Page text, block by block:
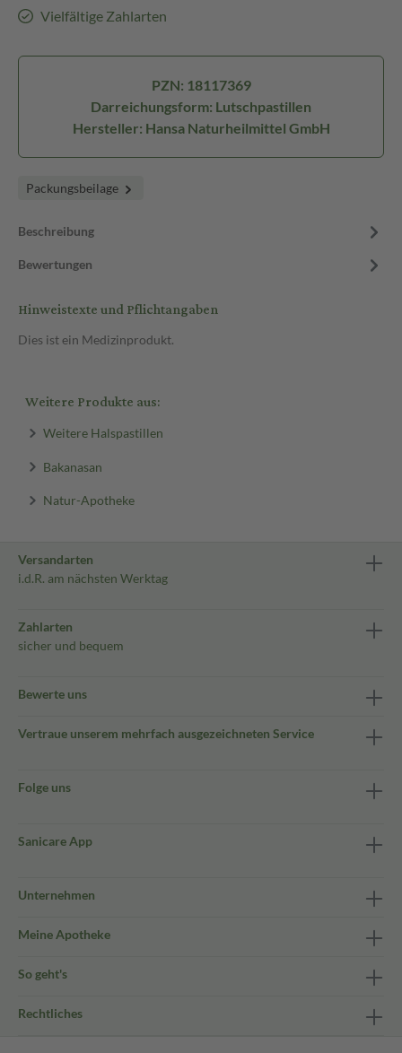
Vielfältige Zahlarten
PZN: 18117369
Darreichungsform: Lutschpastillen
Hersteller: Hansa Naturheilmittel GmbH
Packungsbeilage
Beschreibung
Bewertungen
Hinweistexte und Pflichtangaben
Dies ist ein Medizinprodukt.
Weitere Produkte aus:
Weitere Halspastillen
Bakanasan
Natur-Apotheke
Versandarten
i.d.R. am nächsten Werktag
Zahlarten
sicher und bequem
Bewerte uns
Vertraue unserem mehrfach ausgezeichneten Service
Folge uns
Sanicare App
Unternehmen
Meine Apotheke
So geht's
Rechtliches